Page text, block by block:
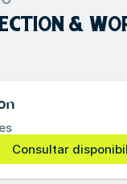
&
Consultar